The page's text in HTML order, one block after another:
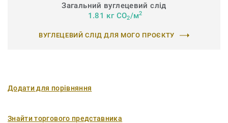
Загальний вуглецевий слід
1.81 кг CO2/м2
ВУГЛЕЦЕВИЙ СЛІД ДЛЯ МОГО ПРОЄКТУ
Додати для порівняння
Знайти торгового представника